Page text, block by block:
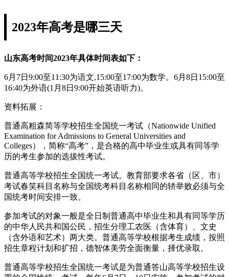
2023年高考是哪三天
山东高考时间2023年具体时间表如下：
6月7日9:00至11:30为语文,15:00至17:00为数学。6月8日15:00至
16:40为外语(1月8日9:00开始英语听力)。
资料拓展：
普通高粗森简等学校招生全国统一考试（Nationwide Unified
Examination for Admissions to General Universities and
Colleges），简称“高考”，是合格的高中毕业生或具有同等学
历的考生参加的选拔性考试。
普通高等学校招生全国统一考试。教育部要求各省（区、市）
考试春笑科目名称与全国统考科目名称相同的轿举败必须与全
国统考时间安排一致。
参加考试的对象一般是全日制普通高中毕业生和具有同等学历
的中华人民共和国公民，招生分理工农医（含体育）、文史
（含外语和艺术）两大类。普通高等学校根据考生成绩，按照
招生章程计划和扩招，德智体美劳全面衡量，择优录取。
普通高等学校招生全国统一考试是为普通答山高等学校招生设